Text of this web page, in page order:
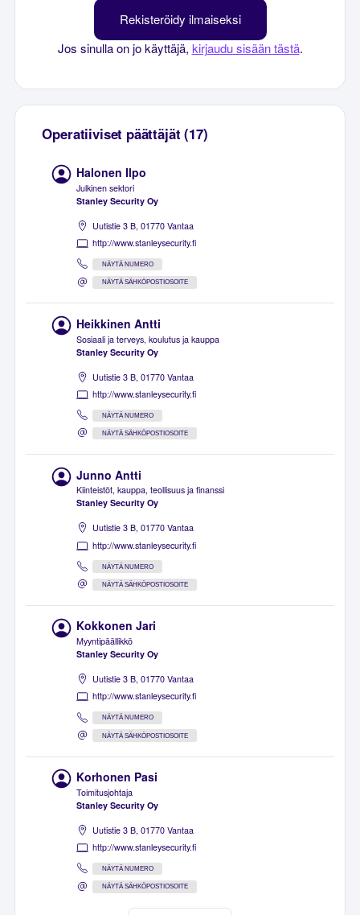
Rekisteröidy ilmaiseksi
Jos sinulla on jo käyttäjä, kirjaudu sisään tästä.
Operatiiviset päättäjät (17)
Halonen Ilpo
Julkinen sektori
Stanley Security Oy
Uutistie 3 B, 01770 Vantaa
http://www.stanleysecurity.fi
NÄYTÄ NUMERO
NÄYTÄ SÄHKÖPOSTIOSOITE
Heikkinen Antti
Sosiaali ja terveys, koulutus ja kauppa
Stanley Security Oy
Uutistie 3 B, 01770 Vantaa
http://www.stanleysecurity.fi
NÄYTÄ NUMERO
NÄYTÄ SÄHKÖPOSTIOSOITE
Junno Antti
Kiinteistöt, kauppa, teollisuus ja finanssi
Stanley Security Oy
Uutistie 3 B, 01770 Vantaa
http://www.stanleysecurity.fi
NÄYTÄ NUMERO
NÄYTÄ SÄHKÖPOSTIOSOITE
Kokkonen Jari
Myyntipäällikkö
Stanley Security Oy
Uutistie 3 B, 01770 Vantaa
http://www.stanleysecurity.fi
NÄYTÄ NUMERO
NÄYTÄ SÄHKÖPOSTIOSOITE
Korhonen Pasi
Toimitusjohtaja
Stanley Security Oy
Uutistie 3 B, 01770 Vantaa
http://www.stanleysecurity.fi
NÄYTÄ NUMERO
NÄYTÄ SÄHKÖPOSTIOSOITE